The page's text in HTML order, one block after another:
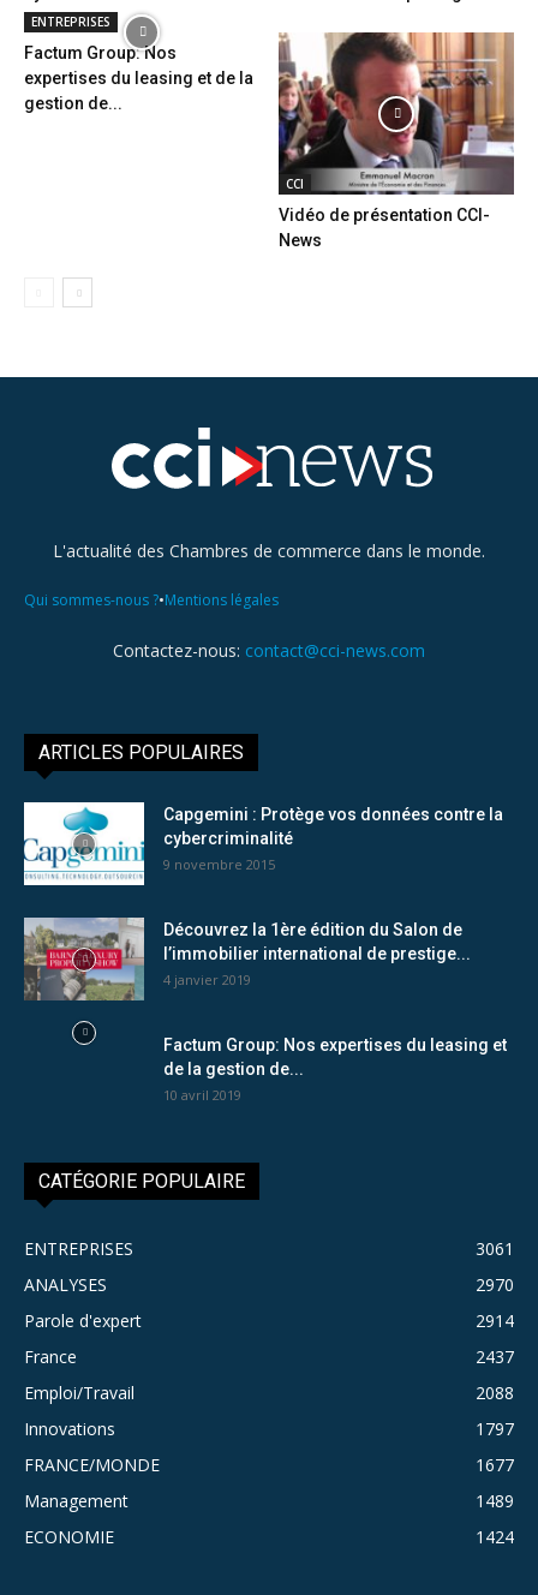
ENTREPRISES
Factum Group: Nos
expertises du leasing et de la
gestion de...
CCI
Vidéo de présentation CCI-
News
L'actualité des Chambres de commerce dans le monde.
Qui sommes-nous ?•Mentions légales
Contactez-nous: contact@cci-news.com
ARTICLES POPULAIRES
Capgemini : Protège vos données contre la
cybercriminalité
9 novembre 2015
Découvrez la 1ère édition du Salon de
l’immobilier international de prestige...
4 janvier 2019
Factum Group: Nos expertises du leasing et
de la gestion de...
10 avril 2019
CATÉGORIE POPULAIRE
ENTREPRISES
3061
ANALYSES
2970
Parole d'expert
2914
France
2437
Emploi/Travail
2088
Innovations
1797
FRANCE/MONDE
1677
Management
1489
ECONOMIE
1424